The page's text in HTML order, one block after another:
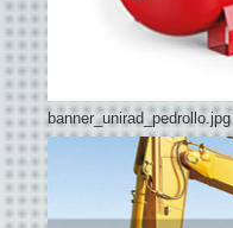
banner_unirad_pedrollo.jpg